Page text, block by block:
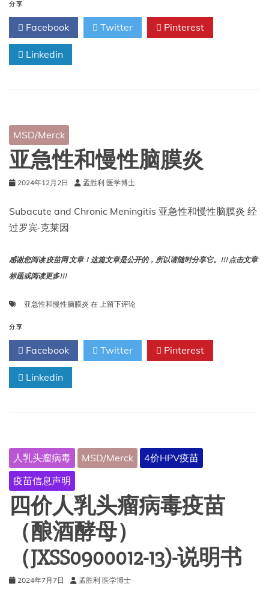
统
弱
的
分享
Facebook Twitter Pinterest
Linkedin
MSD/Merck
亚急性和慢性脑膜炎
2024年12月2日 孟胜利 医学博士
Subacute and Chronic Meningitis 亚急性和慢性脑膜炎 经
过罗宾·克莱因
感谢您阅读 疫苗网 文章！这篇文章是公开的，所以请随时分享它。!!! 点击文章
标题或阅读更多!!!
亚急性和慢性脑膜炎 在 亚
和
慢
性
上留下评论
分享
Facebook Twitter Pinterest
Linkedin
人乳头瘤病毒 MSD/Merck
4价HPV疫苗
疫苗信息声明
四价人乳头瘤病毒疫苗
（酿酒酵母）
（JXSS0900012-13)-说明书
2024年7月7日 孟胜利 医学博士